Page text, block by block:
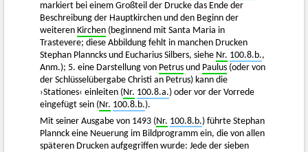
markiert bei einem Großteil der Drucke das Ende der
Beschreibung der Hauptkirchen und den Beginn der
weiteren Kirchen (beginnend mit Santa Maria in
Trastevere; diese Abbildung fehlt in manchen Drucken
Stephan Planncks und Eucharius Silbers, siehe Nr. 100.8.b.,
Anm.); 5. eine Darstellung von Petrus und Paulus (oder von
der Schlüsselübergabe Christi an Petrus) kann die
›Stationes‹ einleiten (Nr. 100.8.a.) oder vor der Vorrede
eingefügt sein (Nr. 100.8.b.).
Mit seiner Ausgabe von 1493 (Nr. 100.8.b.) führte Stephan
Plannck eine Neuerung im Bildprogramm ein, die von allen
späteren Drucken aufgegriffen wurde: Jede der sieben